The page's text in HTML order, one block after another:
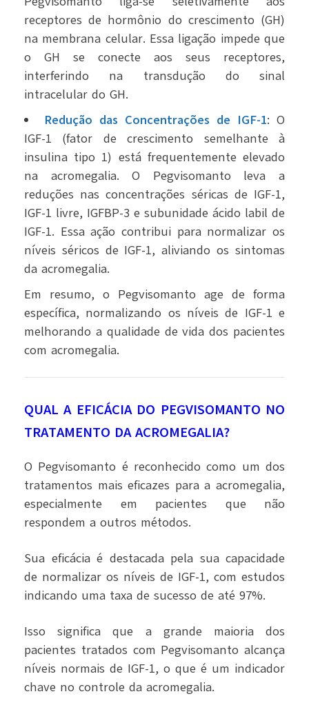
receptores de hormônio do crescimento (GH)
na membrana celular. Essa ligação impede que
o GH se conecte aos seus receptores,
interferindo na transdução do sinal
intracelular do GH.
Redução das Concentrações de IGF-1: O
IGF-1 (fator de crescimento semelhante à
insulina tipo 1) está frequentemente elevado
na acromegalia. O Pegvisomanto leva a
reduções nas concentrações séricas de IGF-1,
IGF-1 livre, IGFBP-3 e subunidade ácido labil de
IGF-1. Essa ação contribui para normalizar os
níveis séricos de IGF-1, aliviando os sintomas
da acromegalia.
Em resumo, o Pegvisomanto age de forma
específica, normalizando os níveis de IGF-1 e
melhorando a qualidade de vida dos pacientes
com acromegalia.
QUAL A EFICÁCIA DO PEGVISOMANTO NO
TRATAMENTO DA ACROMEGALIA?
O Pegvisomanto é reconhecido como um dos
tratamentos mais eficazes para a acromegalia,
especialmente em pacientes que não
respondem a outros métodos.
Sua eficácia é destacada pela sua capacidade
de normalizar os níveis de IGF-1, com estudos
indicando uma taxa de sucesso de até 97%.
Isso significa que a grande maioria dos
pacientes tratados com Pegvisomanto alcança
níveis normais de IGF-1, o que é um indicador
chave no controle da acromegalia.